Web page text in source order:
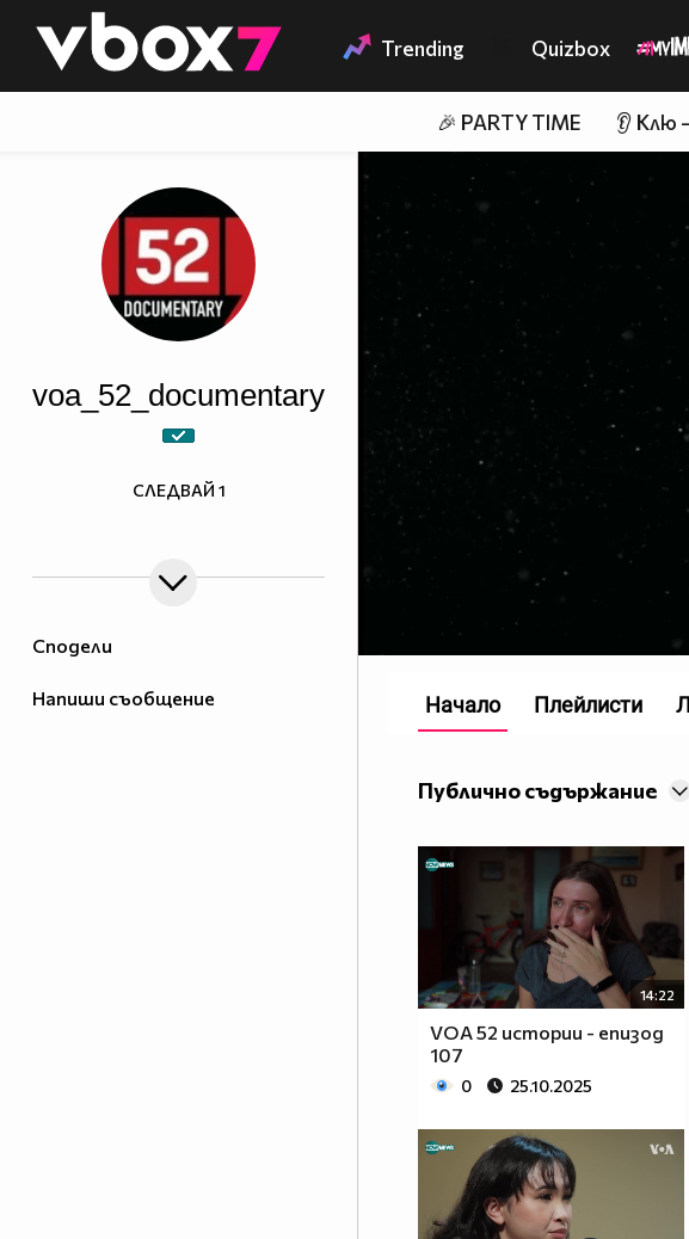
👾 Trending Quizbox
🎉 PARTY TIME 👂 Клю
Сподели
Напиши съобщение
voa_52_documentary
СЛЕДВАЙ 1
Публично съдържание
14:22
VOA 52 истории - епизод
107
0 25.10.2025
Начало Плейлисти